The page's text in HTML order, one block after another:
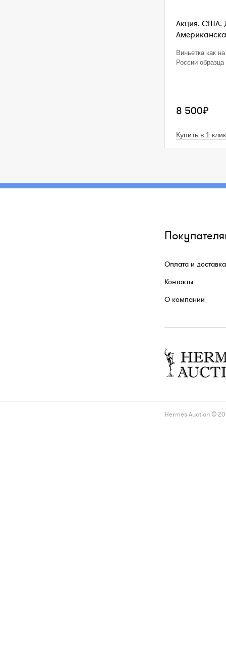
Акция. США.
Виньетка как
России образца
8 500₽
Купить в 1 клик
Оплата и доставка
Контакты
О компании
Hermes Auction ©